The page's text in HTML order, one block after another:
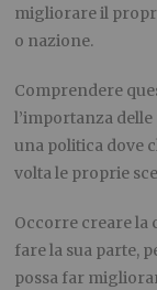
migliorare il
o nazione.
Comprendere
l’importanza
una politica dove
volta le proprie
Occorre creare la
fare la sua parte,
possa far